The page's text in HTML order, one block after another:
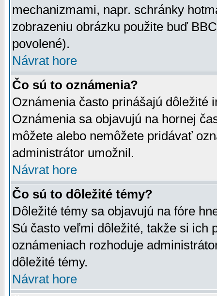
mechanizmami, napr. schránky
zobrazeniu obrázku použite buď
povolené).
Návrat hore
Čo sú to oznámenia?
Oznámenia často prinášajú dôležité
Oznámenia sa objavujú na hornej
môžete alebo nemôžete pridávať
administrátor umožnil.
Návrat hore
Čo sú to dôležité témy?
Dôležité témy sa objavujú na fóre
Sú často veľmi dôležité, takže si ich
oznámeniach rozhoduje
dôležité témy.
Návrat hore